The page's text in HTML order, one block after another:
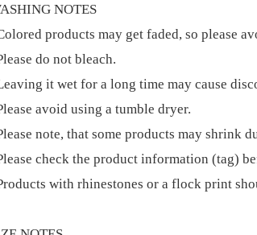
NOTES
products may get faded, so please
do not bleach.
it wet for a long time may cause
avoid using a tumble dryer.
note, that some products may shrink
check the product information (tag)
with rhinestones or a flock print